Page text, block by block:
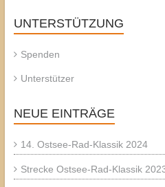
UNTERSTÜTZUNG
Spenden
Unterstützer
NEUE EINTRÄGE
14. Ostsee-Rad-Klassik 2024
Strecke Ostsee-Rad-Klassik